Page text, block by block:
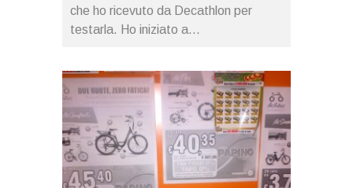
che ho ricevuto da Decathlon per
testarla. Ho iniziato a...